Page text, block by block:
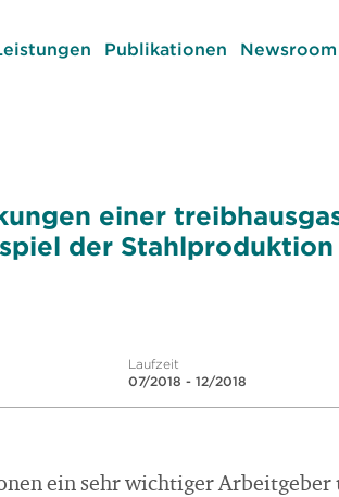
Publikationen Newsroom
einer
der
Laufzeit
07/2018 - 12/2018
ein sehr wichtiger Arbeitgeber